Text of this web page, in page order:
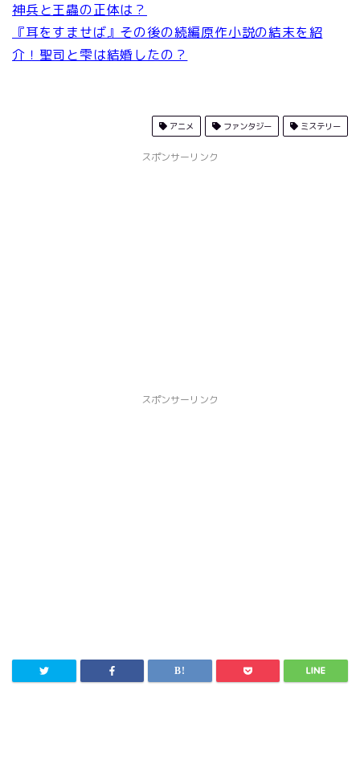
神兵と王蟲の正体は？
『耳をすませば』その後の続編原作小説の結末を紹
介！聖司と雫は結婚したの？
アニメ ファンタジー ミステリー
スポンサーリンク
スポンサーリンク